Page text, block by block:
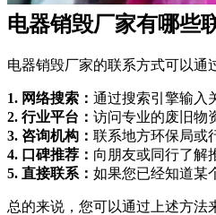
电器销毁厂家有哪些
电器销毁厂家的联系方式可以通
1. 网络搜索： 通过搜索引擎输入
2. 行业平台： 访问专业的废旧物
3. 咨询机构： 联系地方环保局或
4. 口碑推荐： 向朋友或同行了解
5. 直接联系： 如果您已经知道某
总的来说，您可以通过上述方法